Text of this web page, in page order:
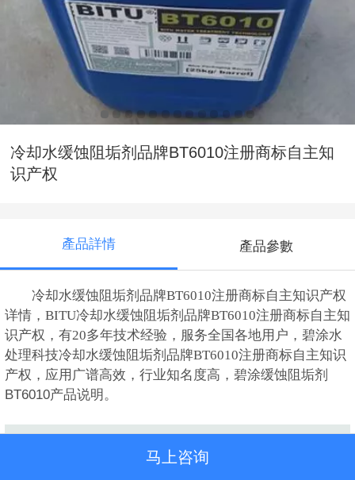
冷却水缓蚀阻垢剂品牌BT6010注册商标自主知
识产权
產品詳情 產品參數
冷却水缓蚀阻垢剂品牌BT6010注册商标自主知识产权
详情，BITU冷却水缓蚀阻垢剂品牌BT6010注册商标自主知
识产权，有20多年技术经验，服务全国各地用户，碧涂水
处理科技冷却水缓蚀阻垢剂品牌BT6010注册商标自主知识
产权，应用广谱高效，行业知名度高， 碧涂缓蚀阻垢剂
BT6010产品说明。
马上咨询